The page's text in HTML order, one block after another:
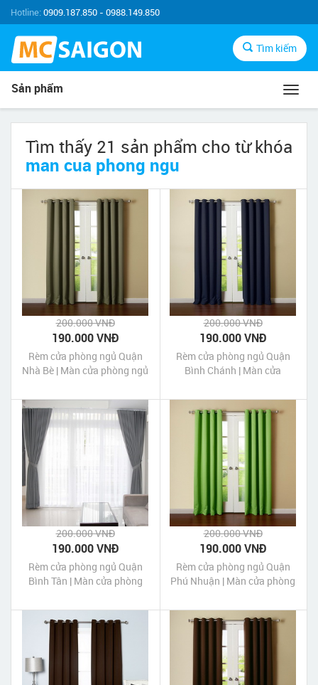
Hotline:0909.187.850 - 0988.149.850
Tìm kiếm
Sản phẩm
Tìm thấy 21 sản phẩm cho từ khóa
man cua phong ngu
200.000 VNĐ
190.000 VNĐ
Rèm cửa phòng ngủ Quận
Nhà Bè | Màn cửa phòng ngủ
200.000 VNĐ
190.000 VNĐ
Rèm cửa phòng ngủ Quận
Bình Chánh | Màn cửa
Tp HCM
200.000 VNĐ
190.000 VNĐ
Rèm cửa phòng ngủ Quận
Bình Tân | Màn cửa phòng
200.000 VNĐ
190.000 VNĐ
Rèm cửa phòng ngủ Quận
Phú Nhuận | Màn cửa phòng
HCM